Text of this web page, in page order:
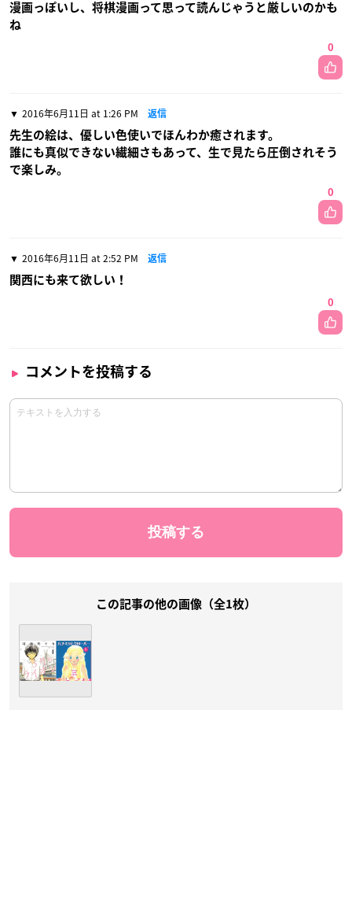
漫画っぽいし、将棋漫画って思って読んじゃうと厳しいのかも
ね
0
2016年6月11日 at 1:26 PM 返信
先生の絵は、優しい色使いでほんわか癒されます。
誰にも真似できない繊細さもあって、生で見たら圧倒されそう
で楽しみ。
0
2016年6月11日 at 2:52 PM 返信
関西にも来て欲しい！
0
コメントを投稿する
この記事の他の画像（全1枚）